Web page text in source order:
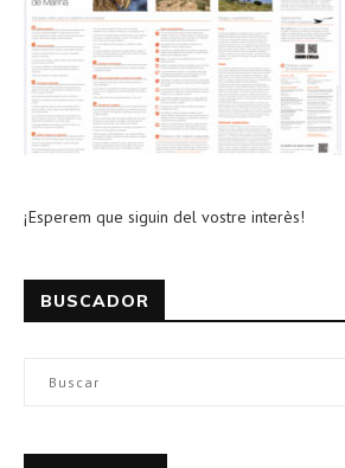
¡Esperem que siguin del vostre interès!
BUSCADOR